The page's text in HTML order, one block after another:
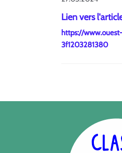
Lien vers
https://
3f1203281380